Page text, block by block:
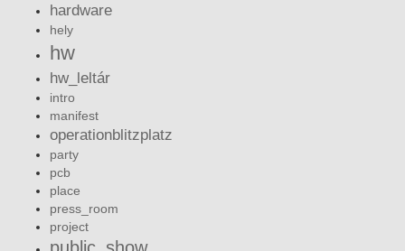
hardware
hely
hw
hw_leltár
intro
manifest
operationblitzplatz
party
pcb
place
press_room
project
public_show